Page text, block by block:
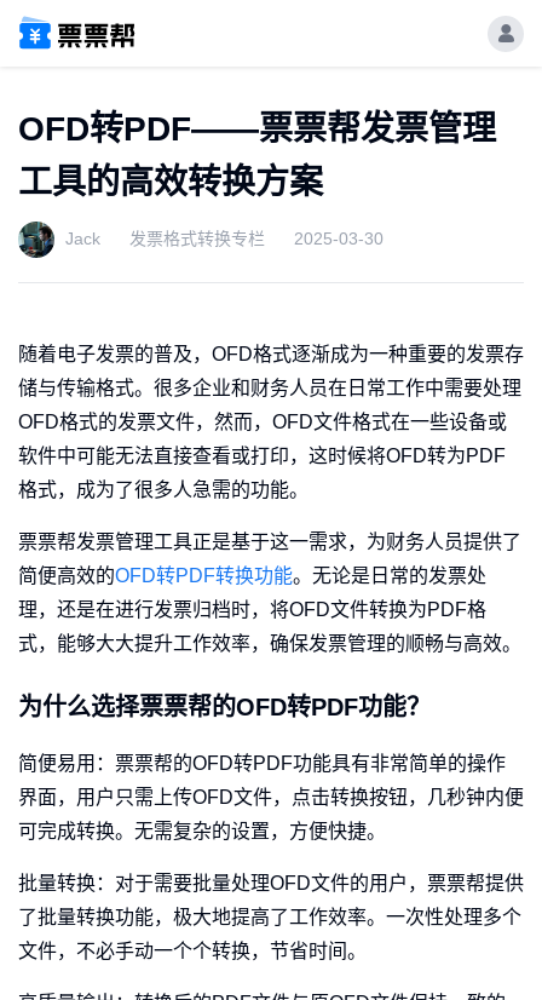
OFD转PDF——票票帮发票管理
工具的高效转换方案
Jack 发票格式转换专栏 2025-03-30
随着电子发票的普及，OFD格式逐渐成为一种重要的发票存
储与传输格式。很多企业和财务人员在日常工作中需要处理
OFD格式的发票文件，然而，OFD文件格式在一些设备或
软件中可能无法直接查看或打印，这时候将OFD转为PDF
格式，成为了很多人急需的功能。
票票帮发票管理工具正是基于这一需求，为财务人员提供了
简便高效的OFD转PDF转换功能。无论是日常的发票处
理，还是在进行发票归档时，将OFD文件转换为PDF格
式，能够大大提升工作效率，确保发票管理的顺畅与高效。
为什么选择票票帮的OFD转PDF功能？
简便易用：票票帮的OFD转PDF功能具有非常简单的操作
界面，用户只需上传OFD文件，点击转换按钮，几秒钟内便
可完成转换。无需复杂的设置，方便快捷。
批量转换：对于需要批量处理OFD文件的用户，票票帮提供
了批量转换功能，极大地提高了工作效率。一次性处理多个
文件，不必手动一个个转换，节省时间。